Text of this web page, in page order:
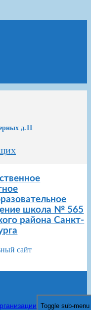
д.11
школа № 565
района Санкт-
сайт
Toggle sub-menu